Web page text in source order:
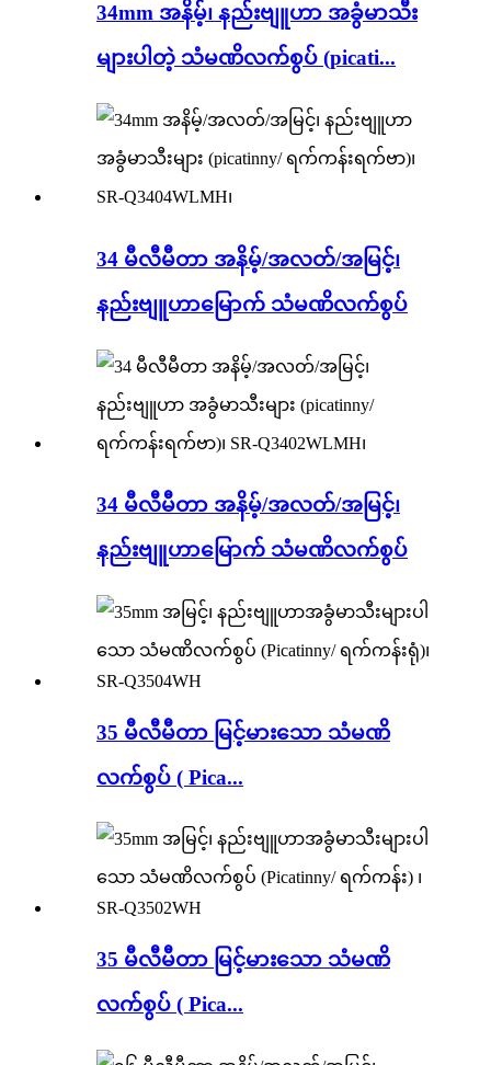
34mm အနိမ့်၊ နည်းဗျူဟာ အခွံမာသီး
များပါတဲ့ သံမဏိလက်စွပ် (picati...
34 မီလီမီတာ အနိမ့်/အလတ်/အမြင့်၊
နည်းဗျူဟာမြောက် သံမဏိလက်စွပ်
34 မီလီမီတာ အနိမ့်/အလတ်/အမြင့်၊
နည်းဗျူဟာမြောက် သံမဏိလက်စွပ်
35 မီလီမီတာ မြင့်မားသော သံမဏိ
လက်စွပ် ( Pica...
35 မီလီမီတာ မြင့်မားသော သံမဏိ
လက်စွပ် ( Pica...